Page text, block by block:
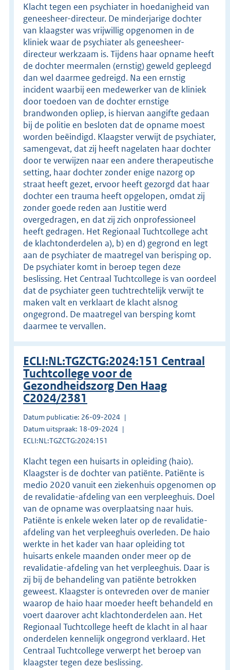
Klacht tegen een psychiater in hoedanigheid van
geneesheer-directeur. De minderjarige dochter
van klaagster was vrijwillig opgenomen in de
kliniek waar de psychiater als geneesheer-
directeur werkzaam is. Tijdens haar opname heeft
de dochter meermalen (ernstig) geweld gepleegd
dan wel daarmee gedreigd. Na een ernstig
incident waarbij een medewerker van de kliniek
door toedoen van de dochter ernstige
brandwonden opliep, is hiervan aangifte gedaan
bij de politie en besloten dat de opname moest
worden beëindigd. Klaagster verwijt de psychiater,
samengevat, dat zij heeft nagelaten haar dochter
door te verwijzen naar een andere therapeutische
setting, haar dochter zonder enige nazorg op
straat heeft gezet, ervoor heeft gezorgd dat haar
dochter een trauma heeft opgelopen, omdat zij
zonder goede reden aan Justitie werd
overgedragen, en dat zij zich onprofessioneel
heeft gedragen. Het Regionaal Tuchtcollege acht
de klachtonderdelen a), b) en d) gegrond en legt
aan de psychiater de maatregel van berisping op.
De psychiater komt in beroep tegen deze
beslissing. Het Centraal Tuchtcollege is van oordeel
dat de psychiater geen tuchtrechtelijk verwijt te
maken valt en verklaart de klacht alsnog
ongegrond. De maatregel van bersping komt
daarmee te vervallen.
ECLI:NL:TGZCTG:2024:151 Centraal
Tuchtcollege voor de
Gezondheidszorg Den Haag
C2024/2381
Datum publicatie: 26-09-2024
Datum uitspraak: 18-09-2024
ECLI:NL:TGZCTG:2024:151
Klacht tegen een huisarts in opleiding (haio).
Klaagster is de dochter van patiënte. Patiënte is
medio 2020 vanuit een ziekenhuis opgenomen op
de revalidatie-afdeling van een verpleeghuis. Doel
van de opname was overplaatsing naar huis.
Patiënte is enkele weken later op de revalidatie-
afdeling van het verpleeghuis overleden. De haio
werkte in het kader van haar opleiding tot
huisarts enkele maanden onder meer op de
revalidatie-afdeling van het verpleeghuis. Daar is
zij bij de behandeling van patiënte betrokken
geweest. Klaagster is ontevreden over de manier
waarop de haio haar moeder heeft behandeld en
voert daarover acht klachtonderdelen aan. Het
Regionaal Tuchtcollege heeft de klacht in al haar
onderdelen kennelijk ongegrond verklaard. Het
Centraal Tuchtcollege verwerpt het beroep van
klaagster tegen deze beslissing.